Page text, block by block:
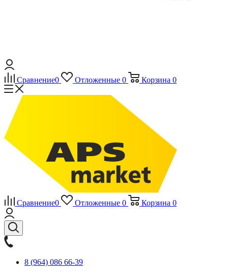
Сравнение0 Отложенные 0 Корзина 0
Сравнение0 Отложенные 0 Корзина 0
8 (964) 086 66-39